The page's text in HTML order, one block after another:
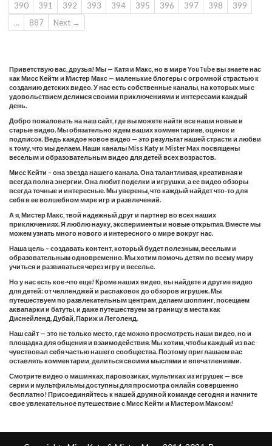
390
391 392 393 394 395 396 397 398
399
…
887 Next →
Приветствую вас, друзья! Мы — Катя и Макс, но в мире YouTube вы знаете нас
как Мисс Кейти и Мистер Макс — маленькие блогеры с огромной страстью к
созданию детских видео. У нас есть собственные каналы, на которых мы с
удовольствием делимся своими приключениями и интересами каждый
день.
Добро пожаловать на наш сайт, где вы можете найти все наши новые и
старые видео. Мы обязательно ждем ваших комментариев, оценок и
подписок. Ведь каждое новое видео — это результат нашей страсти и любви
к тому, что мы делаем. Наши каналы Miss Katy и Mister Max посвящены
веселым и образовательным видео для детей всех возрастов.
Мисс Кейти – она звезда нашего канала. Она талантливая, креативная и
всегда полна энергии. Она любит поделки и игрушки, а ее видео обзоры
всегда точные и интересные. Мы уверены, что каждый найдет что-то для
себя в ее волшебном мире игр и развлечений.
А я, Мистер Макс, твой надежный друг и партнер во всех наших
приключениях. Я люблю науку, эксперименты и новые открытия. Вместе мы
можем узнать много нового и интересного о мире вокруг нас.
Наша цель – создавать контент, который будет полезным, веселым и
образовательным одновременно. Мы хотим помочь детям по всему миру
учиться и развиваться через игру и веселье.
Но у нас есть кое-что еще! Кроме наших видео, вы найдете и другие видео
для детей: от челленджей и распаковок до обзоров игрушек. Мы
путешествуем по развлекательным центрам, делаем шоппинг, посещаем
аквапарки и батуты, и даже путешествуем за границу в места как
Диснейленд, Дубай, Париж и Леголенд.
Наш сайт — это не только место, где можно просмотреть наши видео, но и
площадка для общения и взаимодействия. Мы хотим, чтобы каждый из вас
чувствовал себя частью нашего сообщества. Поэтому приглашаем вас
оставлять комментарии, делиться своими мыслями и впечатлениями.
Смотрите видео о машинках, паровозиках, мультиках из игрушек — все
серии и мультфильмы доступны для просмотра онлайн совершенно
бесплатно! Присоединяйтесь к нашей дружной команде сегодня и начните
свое увлекательное путешествие с Мисс Кейти и Мистером Максом!